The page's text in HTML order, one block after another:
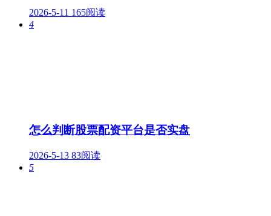
2026-5-11 165阅读
4
怎么判断股票配资平台是否实盘
2026-5-13 83阅读
5